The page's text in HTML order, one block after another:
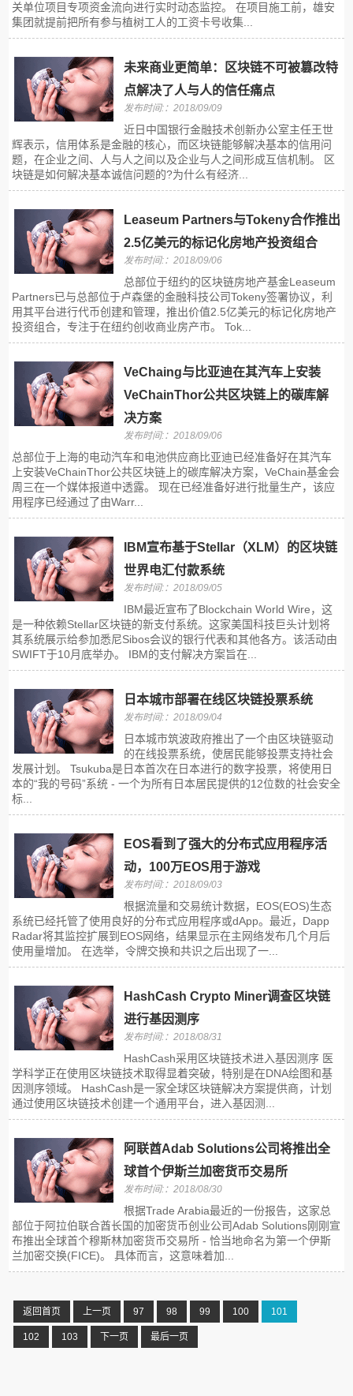
关单位项目专项资金流向进行实时动态监控。 在项目施工前，雄安
集团就提前把所有参与植树工人的工资卡号收集...
未来商业更简单：区块链不可被篡改特
点解决了人与人的信任痛点
发布时间:：2018/09/09
近日中国银行金融技术创新办公室主任王世
辉表示，信用体系是金融的核心，而区块链能够解决基本的信用问
题，在企业之间、人与人之间以及企业与人之间形成互信机制。 区
块链是如何解决基本诚信问题的?为什么有经济...
Leaseum Partners与Tokeny合作推出
2.5亿美元的标记化房地产投资组合
发布时间:：2018/09/06
总部位于纽约的区块链房地产基金Leaseum
Partners已与总部位于卢森堡的金融科技公司Tokeny签署协议，利
用其平台进行代币创建和管理，推出价值2.5亿美元的标记化房地产
投资组合，专注于在纽约创收商业房产市。 Tok...
VeChaing与比亚迪在其汽车上安装
VeChainThor公共区块链上的碳库解
决方案
发布时间:：2018/09/06
总部位于上海的电动汽车和电池供应商比亚迪已经准备好在其汽车
上安装VeChainThor公共区块链上的碳库解决方案，VeChain基金会
周三在一个媒体报道中透露。 现在已经准备好进行批量生产，该应
用程序已经通过了由Warr...
IBM宣布基于Stellar（XLM）的区块链
世界电汇付款系统
发布时间:：2018/09/05
IBM最近宣布了Blockchain World Wire，这
是一种依赖Stellar区块链的新支付系统。这家美国科技巨头计划将
其系统展示给参加悉尼Sibos会议的银行代表和其他各方。该活动由
SWIFT于10月底举办。 IBM的支付解决方案旨在...
日本城市部署在线区块链投票系统
发布时间:：2018/09/04
日本城市筑波政府推出了一个由区块链驱动
的在线投票系统，使居民能够投票支持社会
发展计划。 Tsukuba是日本首次在日本进行的数字投票，将使用日
本的“我的号码”系统 - 一个为所有日本居民提供的12位数的社会安全
标...
EOS看到了强大的分布式应用程序活
动，100万EOS用于游戏
发布时间:：2018/09/03
根据流量和交易统计数据，EOS(EOS)生态
系统已经托管了使用良好的分布式应用程序或dApp。最近，Dapp
Radar将其监控扩展到EOS网络，结果显示在主网络发布几个月后
使用量增加。 在选举，令牌交换和共识之后出现了一...
HashCash Crypto Miner调查区块链
进行基因测序
发布时间:：2018/08/31
HashCash采用区块链技术进入基因测序 医
学科学正在使用区块链技术取得显着突破，特别是在DNA绘图和基
因测序领域。 HashCash是一家全球区块链解决方案提供商，计划
通过使用区块链技术创建一个通用平台，进入基因测...
阿联酋Adab Solutions公司将推出全
球首个伊斯兰加密货币交易所
发布时间:：2018/08/30
根据Trade Arabia最近的一份报告，这家总
部位于阿拉伯联合酋长国的加密货币创业公司Adab Solutions刚刚宣
布推出全球首个穆斯林加密货币交易所 - 恰当地命名为第一个伊斯
兰加密交换(FICE)。 具体而言，这意味着加...
返回首页 上一页 97 98 99 100 101
102 103 下一页 最后一页